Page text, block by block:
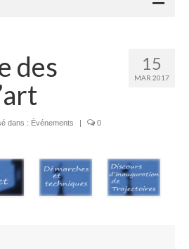
15
MAR 2017
des
dans : Événements | 0